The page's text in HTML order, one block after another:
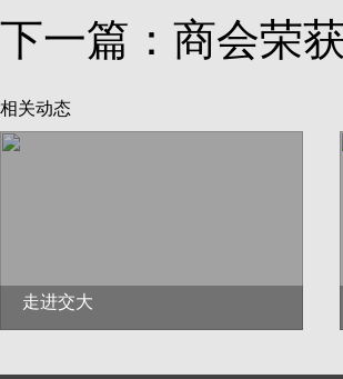
下一篇： 商会荣
相关动态
走进交大